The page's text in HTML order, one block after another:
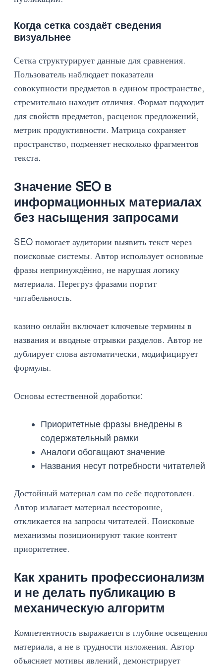
Когда сетка создаёт сведения
визуальнее
Сетка структурирует данные для сравнения.
Пользователь наблюдает показатели
совокупности предметов в едином пространстве,
стремительно находит отличия. Формат подходит
для свойств предметов, расценок предложений,
метрик продуктивности. Матрица сохраняет
пространство, подменяет несколько фрагментов
текста.
Значение SEO в
информационных материалах
без насыщения запросами
SEO помогает аудитории выявить текст через
поисковые системы. Автор использует основные
фразы непринуждённо, не нарушая логику
материала. Перегруз фразами портит
читабельность.
казино онлайн включает ключевые термины в
названия и вводные отрывки разделов. Автор не
дублирует слова автоматически, модифицирует
формулы.
Основы естественной доработки:
Приоритетные фразы внедрены в
содержательный рамки
Аналоги обогащают значение
Названия несут потребности читателей
Достойный материал сам по себе подготовлен.
Автор излагает материал всесторонне,
откликается на запросы читателей. Поисковые
механизмы позиционируют такие контент
приоритетнее.
Как хранить профессионализм
и не делать публикацию в
механическую алгоритм
Компетентность выражается в глубине освещения
материала, а не в трудности изложения. Автор
объясняет мотивы явлений, демонстрирует